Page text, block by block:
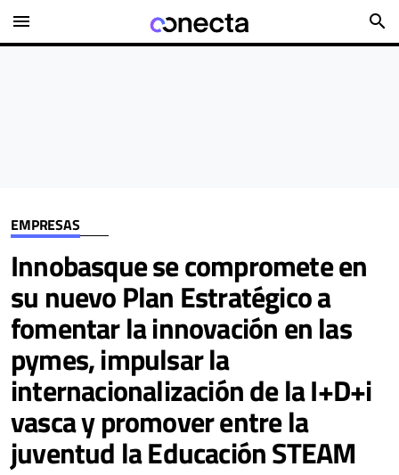
menu search
EMPRESAS
Innobasque se compromete en
su nuevo Plan Estratégico a
fomentar la innovación en las
pymes, impulsar la
internacionalización de la I+D+i
vasca y promover entre la
juventud la Educación STEAM